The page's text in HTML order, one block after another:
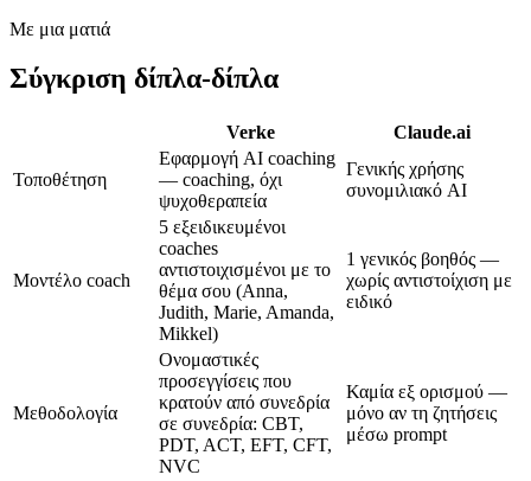
Με μια ματιά
Σύγκριση δίπλα-δίπλα
Verke Claude.ai
Τοποθέτηση
Εφαρμογή AI coaching
— coaching, όχι
ψυχοθεραπεία
Γενικής χρήσης
συνομιλιακό AI
Μοντέλο coach
5 εξειδικευμένοι
coaches
αντιστοιχισμένοι με το
θέμα σου (Anna,
Judith, Marie, Amanda,
Mikkel)
1 γενικός βοηθός —
χωρίς αντιστοίχιση με
ειδικό
Μεθοδολογία
Ονομαστικές
προσεγγίσεις που
κρατούν από συνεδρία
σε συνεδρία: CBT,
PDT, ACT, EFT, CFT,
NVC
Καμία εξ ορισμού —
μόνο αν τη ζητήσεις
μέσω prompt